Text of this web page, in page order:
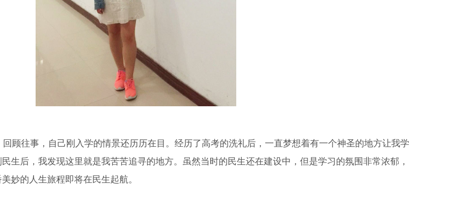
顾往事，自己刚入学的情景还历历在目。经历了高考的洗礼后，一直梦想着有一个神圣的地方让我学
生后，我发现这里就是我苦苦追寻的地方。虽然当时的民生还在建设中，但是学习的氛围非常浓郁，
妙的人生旅程即将在民生起航。